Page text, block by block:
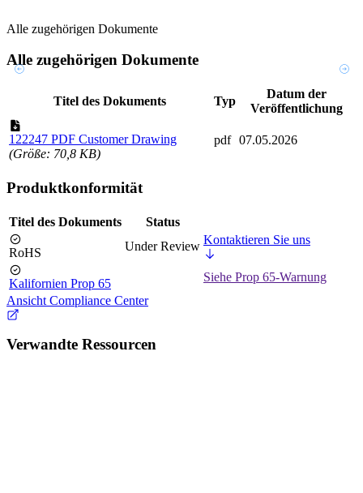
Alle zugehörigen Dokumente
Alle zugehörigen Dokumente
Titel des Dokuments Typ
Datum der
Veröffentlichung
122247 PDF Customer Drawing
(Größe: 70,8 KB)
pdf 07.05.2026
Produktkonformität
Titel des Dokuments Status
RoHS Under Review Kontaktieren Sie uns
Kalifornien Prop 65
Siehe Prop 65-Warnung
Ansicht Compliance Center
Verwandte Ressourcen